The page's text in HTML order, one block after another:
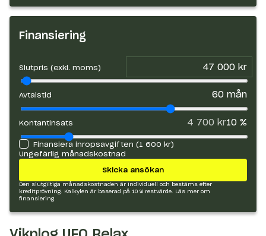
Finansiering
Slutpris (exkl. moms)
Avtalstid 60 mån
Kontantinsats 4 700 kr10 %
Finansiera inropsavgiften (1 600 kr)
Ungefärlig månadskostnad
Skicka ansökan
Den slutgiltiga månadskostnaden är individuell och bestäms efter
kreditprövning. Kalkylen är baserad på 10 % restvärde.
Läs mer om
finansiering.